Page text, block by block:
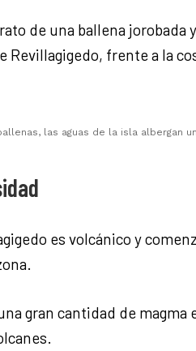
de una ballena jorobada
Revillagigedo, frente a la
las aguas de la isla albergan
es volcánico y
gran cantidad de